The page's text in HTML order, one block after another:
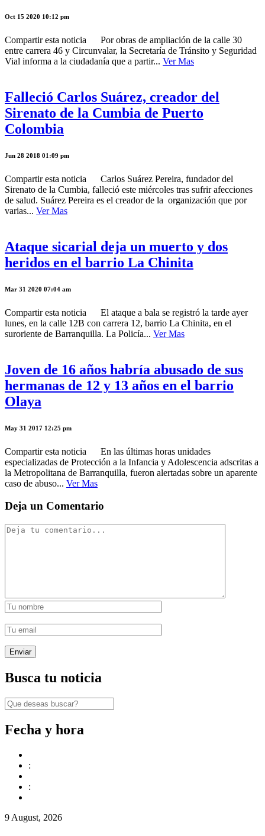
Oct 15 2020 10:12 pm
Compartir esta noticia Por obras de ampliación de la calle 30
entre carrera 46 y Circunvalar, la Secretaría de Tránsito y Seguridad
Vial informa a la ciudadanía que a partir... Ver Mas
Falleció Carlos Suárez, creador del
Sirenato de la Cumbia de Puerto
Colombia
Jun 28 2018 01:09 pm
Compartir esta noticia Carlos Suárez Pereira, fundador del
Sirenato de la Cumbia, falleció este miércoles tras sufrir afecciones
de salud. Suárez Pereira es el creador de la organización que por
varias... Ver Mas
Ataque sicarial deja un muerto y dos
heridos en el barrio La Chinita
Mar 31 2020 07:04 am
Compartir esta noticia El ataque a bala se registró la tarde ayer
lunes, en la calle 12B con carrera 12, barrio La Chinita, en el
suroriente de Barranquilla. La Policía... Ver Mas
Joven de 16 años habría abusado de sus
hermanas de 12 y 13 años en el barrio
Olaya
May 31 2017 12:25 pm
Compartir esta noticia En las últimas horas unidades
especializadas de Protección a la Infancia y Adolescencia adscritas a
la Metropolitana de Barranquilla, fueron alertadas sobre un aparente
caso de abuso... Ver Mas
Deja un Comentario
Busca tu noticia
Fecha y hora
:
:
9 August, 2026